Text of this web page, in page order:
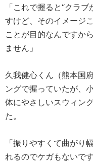
「これで握ると“クラ
すけど、そのイメージ
ことが目的なんですか
ません」
久我健心くん（熊本国
ングで握っていたが、
体にやさしいスウィン
た。
「振りやすくて曲がり
れるのでケガもないです